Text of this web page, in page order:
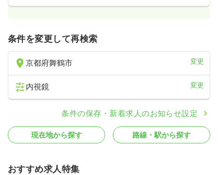
条件を変更して再検索
京都府舞鶴市 変更
内視鏡 変更
条件の保存・新着求人のお知らせ設定
現在地から探す 路線・駅から探す
おすすめ求人特集